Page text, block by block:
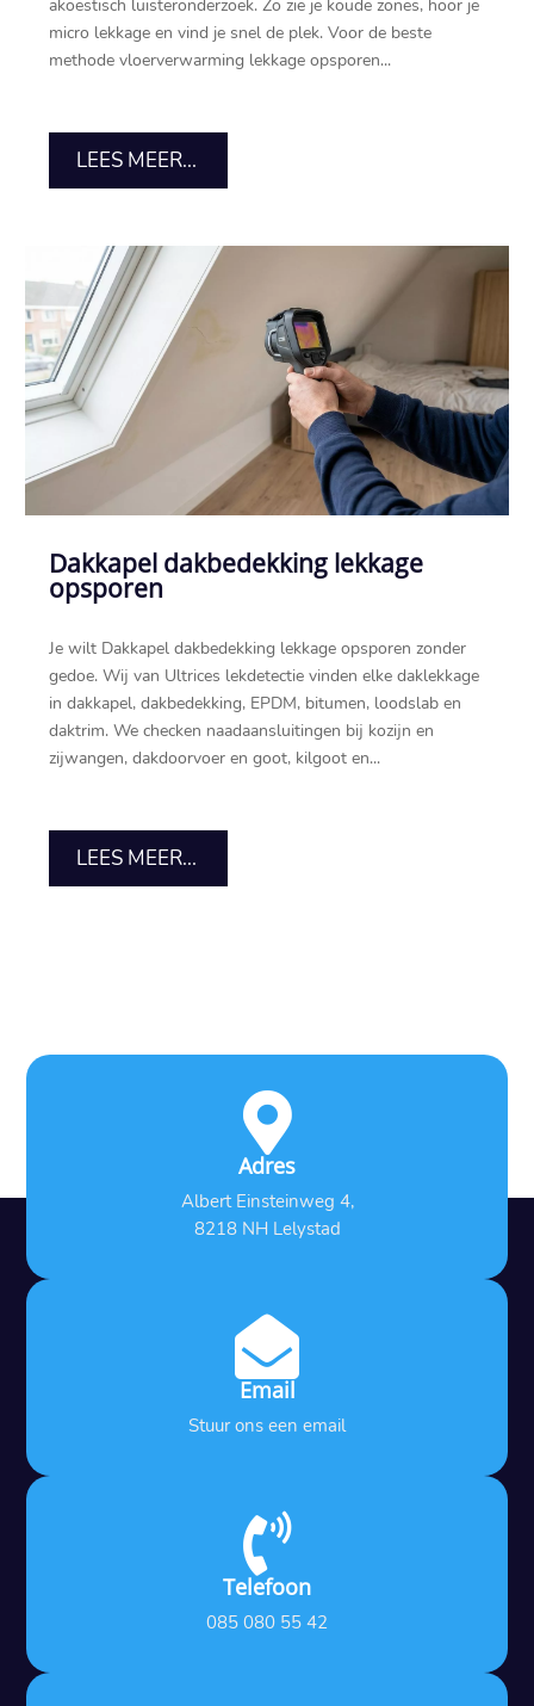
akoestisch luisteronderzoek.​ Zo zie je koude zones, hoor je
micro lekkage en vind je snel de plek.​ Voor de beste
methode vloerverwarming lekkage opsporen...
LEES MEER...
Dakkapel dakbedekking lekkage
opsporen
Je wilt Dakkapel dakbedekking lekkage opsporen zonder
gedoe.​ Wij van Ultrices lekdetectie vinden elke daklekkage
in dakkapel, dakbedekking, EPDM, bitumen, loodslab en
daktrim.​ We checken naadaansluitingen bij kozijn en
zijwangen, dakdoorvoer en goot, kilgoot en...
LEES MEER...

Adres
Albert Einsteinweg 4,
8218 NH Lelystad

Email
Stuur ons een email

Telefoon
085 080 55 42